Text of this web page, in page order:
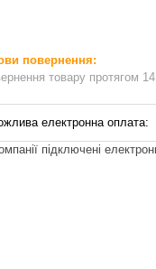
товару протягом 14
підключені